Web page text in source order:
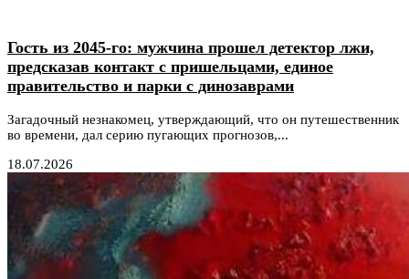
Гость из 2045-го: мужчина прошел детектор лжи,
предсказав контакт с пришельцами, единое
правительство и парки с динозаврами
Загадочный незнакомец, утверждающий, что он путешественник
во времени, дал серию пугающих прогнозов,...
18.07.2026